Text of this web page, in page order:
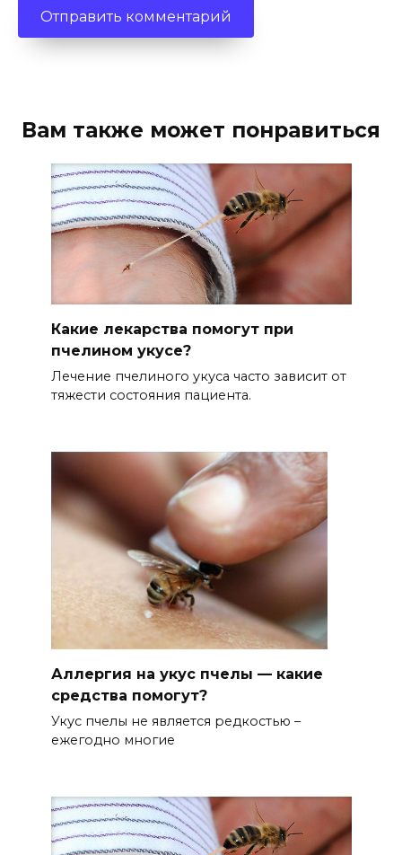
Вам также может понравиться
Какие лекарства помогут при
пчелином укусе?
Лечение пчелиного укуса часто зависит от
тяжести состояния пациента.
Аллергия на укус пчелы — какие
средства помогут?
Укус пчелы не является редкостью –
ежегодно многие